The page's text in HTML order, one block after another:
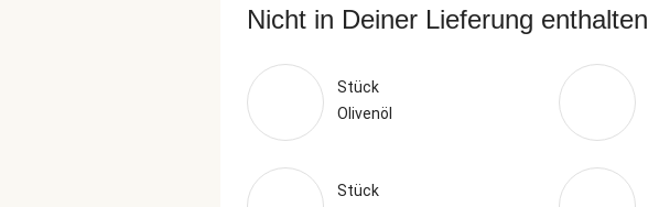
Nicht in Deiner Lieferung enthalten
Stück
Olivenöl
Stück